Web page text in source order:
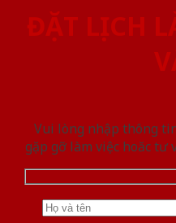
ĐẶT LỊCH
Vui lòng nhập thông
gặp gỡ làm việc hoăc tư